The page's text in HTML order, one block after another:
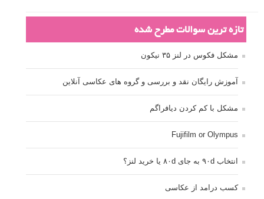
تازه ترین سوالات مطرح شده
مشکل فکوس در لنز ۳۵ نیکون
آموزش رایگان نقد و بررسی و گروه های عکاسی آنلاین
مشکل با کم کردن دیافراگم
Fujifilm or Olympus
انتخاب ۹۰d به جای ۸۰d یا خرید لنز؟
کسب درامد از عکاسی